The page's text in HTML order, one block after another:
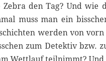
Zebra den Tag? Und
muss man ein
werden von
zum Detektiv bzw.